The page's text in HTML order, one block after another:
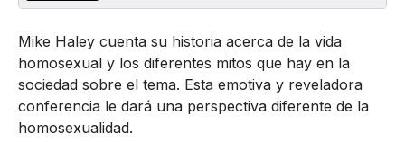
Mike Haley cuenta su historia acerca de la vida
homosexual y los diferentes mitos que hay en la
sociedad sobre el tema. Esta emotiva y reveladora
conferencia le dará una perspectiva diferente de la
homosexualidad.